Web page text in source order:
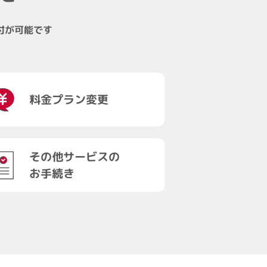
が可能です
料金プラン変更
その他サービスの
お手続き